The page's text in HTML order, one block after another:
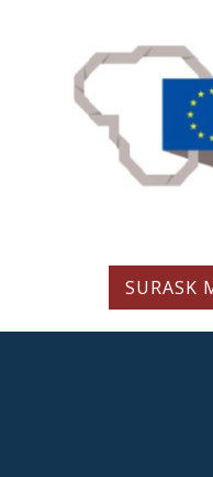
SURASK